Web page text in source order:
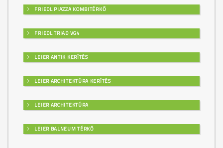
FRIEDL PIAZZA KOMBITÉRKŐ
FRIEDL TRIAD VG4
LEIER ANTIK KERÍTÉS
LEIER ARCHITEKTÚRA KERÍTÉS
LEIER ARCHITEKTÚRA
LEIER BALNEUM TÉRKŐ